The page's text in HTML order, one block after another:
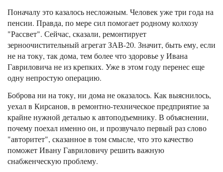
Поначалу это казалось несложным. Человек уже три года на
пенсии. Правда, по мере сил помогает родному колхозу
"Рассвет". Сейчас, сказали, ремонтирует
зерноочистительный агрегат ЗАВ-20. Значит, быть ему, если
не на току, так дома, тем более что здоровье у Ивана
Гавриловича не из крепких. Уже в этом году перенес еще
одну непростую операцию.
Боброва ни на току, ни дома не оказалось. Как выяснилось,
уехал в Кирсанов, в ремонтно-техническое предприятие за
крайне нужной деталью к автоподъемнику. В объяснении,
почему поехал именно он, и прозвучало первый раз слово
"авторитет", сказанное в том смысле, что это качество
поможет Ивану Гавриловичу решить важную
снабженческую проблему.